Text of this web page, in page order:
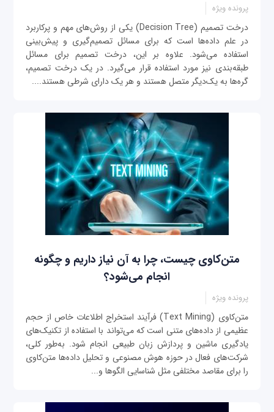
پرونده ویژه
درخت تصمیم (Decision Tree) یکی از روش‌های مهم و پرکاربرد
در علم داده‌ها است که برای مسائل تصمیم‌گیری و پیش‌بینی
استفاده می‌شود. علاوه بر این، درخت تصمیم برای مسائل
طبقه‌بندی نیز مورد استفاده قرار می‌گیرد. در یک درخت تصمیم،
گره‌‌ها به یک‌دیگر متصل هستند و هر یک دارای شرطی هستند....
متن‌کاوی چیست، چرا به آن نیاز داریم و چگونه
انجام می‌شود؟
پرونده ویژه
متن‌کاوی (Text Mining) فرآیند استخراج اطلاعات خاص از حجم
عظیمی از داده‌های متنی است که می‌تواند با استفاده از تکنیک‌های
یادگیری ماشین و پردازش زبان طبیعی انجام شود. به‌طور کلی،
شرکت‌های فعال در حوزه هوش مصنوعی و تحلیل داده‌ها متن‌کاوی
را برای مقاصد مختلفی مثل شناسایی الگوها و...